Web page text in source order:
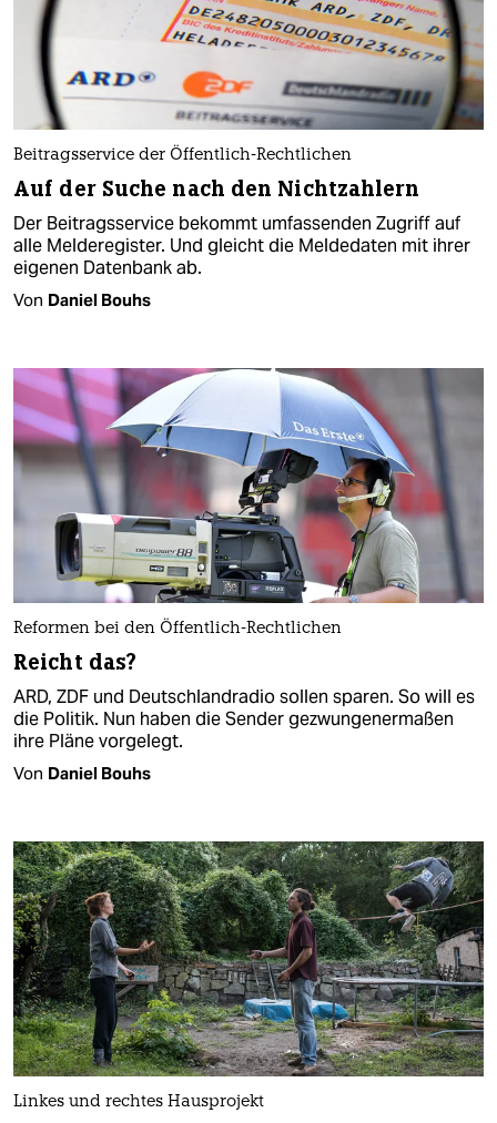
Beitragsservice der Öffentlich-Rechtlichen
Auf der Suche nach den Nichtzahlern
Der Beitragsservice bekommt umfassenden Zugriff auf
alle Melderegister. Und gleicht die Meldedaten mit ihrer
eigenen Datenbank ab.
Von Daniel Bouhs
Reformen bei den Öffentlich-Rechtlichen
Reicht das?
ARD, ZDF und Deutschlandradio sollen sparen. So will es
die Politik. Nun haben die Sender gezwungenermaßen
ihre Pläne vorgelegt.
Von Daniel Bouhs
Linkes und rechtes Hausprojekt